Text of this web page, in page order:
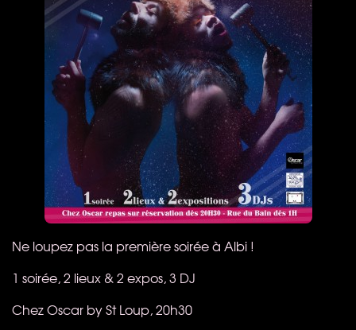
Ne loupez pas la première soirée à Albi !
1 soirée, 2 lieux & 2 expos, 3 DJ
Chez Oscar by St Loup, 20h30